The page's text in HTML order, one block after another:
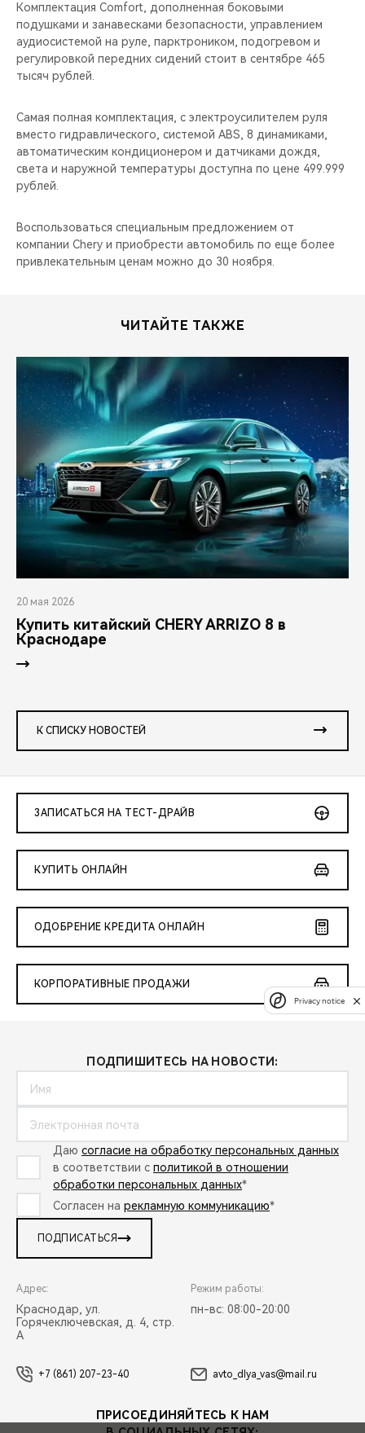
Комплектация Comfort, дополненная боковыми
подушками и занавесками безопасности, управлением
аудиосистемой на руле, парктроником, подогревом и
регулировкой передних сидений стоит в сентябре 465
тысяч рублей.
Самая полная комплектация, с электроусилителем руля
вместо гидравлического, системой ABS, 8 динамиками,
автоматическим кондиционером и датчиками дождя,
света и наружной температуры доступна по цене 499.999
рублей.
Воспользоваться специальным предложением от
компании Chery и приобрести автомобиль по еще более
привлекательным ценам можно до 30 ноября.
ЧИТАЙТЕ ТАКЖЕ
20 мая 2026
Купить китайский CHERY ARRIZO 8 в
Краснодаре
К СПИСКУ НОВОСТЕЙ
ЗАПИСАТЬСЯ НА ТЕСТ-ДРАЙВ
КУПИТЬ ОНЛАЙН
ОДОБРЕНИЕ КРЕДИТА ОНЛАЙН
КОРПОРАТИВНЫЕ ПРОДАЖИ
ПОДПИШИТЕСЬ НА НОВОСТИ:
Даю согласие на обработку персональных данных
в соответствии с политикой в отношении
обработки персональных данных*
Согласен на рекламную коммуникацию*
ПОДПИСАТЬСЯ
Адрес:
Краснодар, ул.
Горячеключевская, д. 4, стр.
А
Режим работы:
пн-вс: 08:00-20:00
+7 (861) 207-23-40 avto_dlya_vas@mail.ru
ПРИСОЕДИНЯЙТЕСЬ К НАМ
Privacy notice